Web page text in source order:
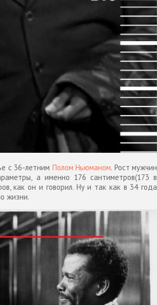
с 36-летним Полом Ньюманом. Рост мужчин
а именно 176 сантиметров(173 в
как он и говорил. Ну и так как в 34 года
жизни.